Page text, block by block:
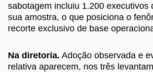
sabotagem incluiu 1.200 executivos
sua amostra, o que posiciona o
recorte exclusivo de base
Na diretoria. Adoção observada e
relativa aparecem, nos três